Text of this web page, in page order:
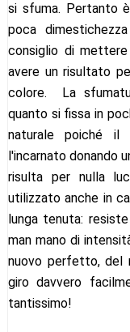
si sfuma. Pertanto
poca
consiglio di
avere un risultato
colore. La
quanto si fissa in
naturale poiché
l'incarnato donando
risulta per nulla
utilizzato anche in
lunga tenuta:
man mano di
nuovo perfetto,
giro davvero
tantissimo!